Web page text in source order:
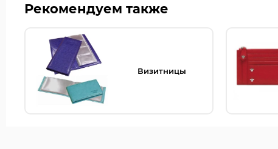
Рекомендуем также
Визитницы